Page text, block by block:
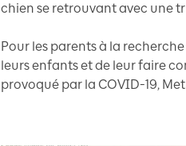
chien se retrouvant avec une
Pour les parents à la
leurs enfants et de leur faire
provoqué par la COVID-19,